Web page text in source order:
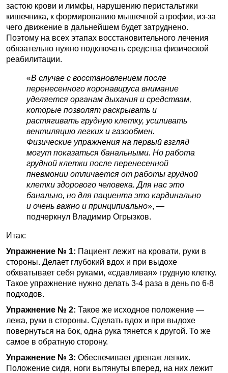
застою крови и лимфы, нарушению перистальтики
кишечника, к формированию мышечной атрофии, из-за
чего движение в дальнейшем будет затруднено.
Поэтому на всех этапах восстановительного лечения
обязательно нужно подключать средства физической
реабилитации.
«В случае с восстановлением после
перенесенного коронавируса внимание
уделяется органам дыхания и средствам,
которые позволят раскрывать и
растягивать грудную клетку, усиливать
вентиляцию легких и газообмен.
Физические упражнения на первый взгляд
могут показаться банальными. Но работа
грудной клетки после перенесенной
пневмонии отличается от работы грудной
клетки здорового человека. Для нас это
банально, но для пациента это кардинально
и очень важно и принципиально», —
подчеркнул Владимир Огрызков.
Итак:
Упражнение № 1: Пациент лежит на кровати, руки в
стороны. Делает глубокий вдох и при выдохе
обхватывает себя руками, «сдавливая» грудную клетку.
Такое упражнение нужно делать 3-4 раза в день по 6-8
подходов.
Упражнение № 2: Такое же исходное положение —
лежа, руки в стороны. Сделать вдох и при выдохе
повернуться на бок, одна рука тянется к другой. То же
самое в обратную сторону.
Упражнение № 3: Обеспечивает дренаж легких.
Положение сидя, ноги вытянуты вперед, на них лежит